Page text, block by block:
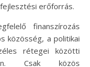
erőforrás.
finanszírozás
közösség, a politikai
rétegei közötti
Csak közös